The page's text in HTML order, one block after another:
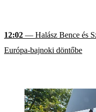
12:02 — Halász Bence és
Európa-bajnoki döntőbe